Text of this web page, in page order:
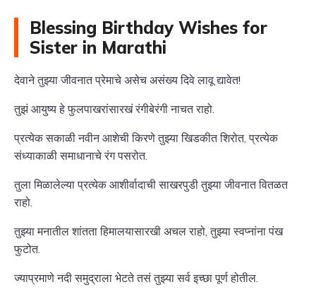
Blessing Birthday Wishes for
Sister in Marathi
देवाने तुझ्या जीवनात प्रेमाचे असेच असंख्य दिवे लावू द्यावेत!
तुझं आयुष्य हे फुलपाखरांसारखं रंगीबेरंगी नाचत राहो.
प्रत्येक सकाळी नवीन आशेची किरणे तुझ्या खिडकीत शिरोत, प्रत्येक
संध्याकाळी समाधानाचे रंग पसरोत.
तुला मिळालेल्या प्रत्येक आशीर्वादाची साखरपुडी तुझ्या जीवनात वितळत
राहो.
तुझ्या मनातील शांतता हिमालयासारखी अचल राहो, तुझ्या स्वप्नांना पंख
फुटोत.
ज्याप्रमाणे नदी समुद्राला भेटते तसं तुझ्या सर्व इच्छा पूर्ण होतील.